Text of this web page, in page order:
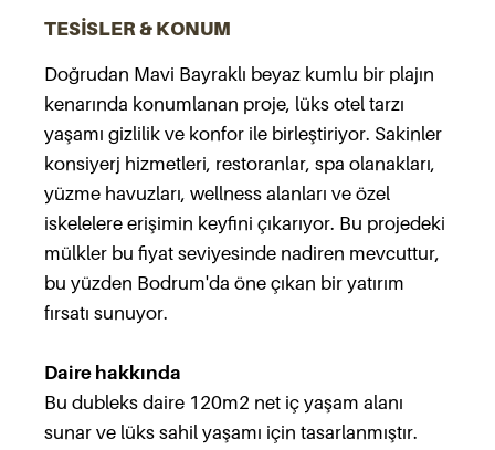
TESİSLER & KONUM
Doğrudan Mavi Bayraklı beyaz kumlu bir plajın
kenarında konumlanan proje, lüks otel tarzı
yaşamı gizlilik ve konfor ile birleştiriyor. Sakinler
konsiyerj hizmetleri, restoranlar, spa olanakları,
yüzme havuzları, wellness alanları ve özel
iskelelere erişimin keyfini çıkarıyor. Bu projedeki
mülkler bu fiyat seviyesinde nadiren mevcuttur,
bu yüzden Bodrum'da öne çıkan bir yatırım
fırsatı sunuyor.
Daire hakkında
Bu dubleks daire 120m2 net iç yaşam alanı
sunar ve lüks sahil yaşamı için tasarlanmıştır.